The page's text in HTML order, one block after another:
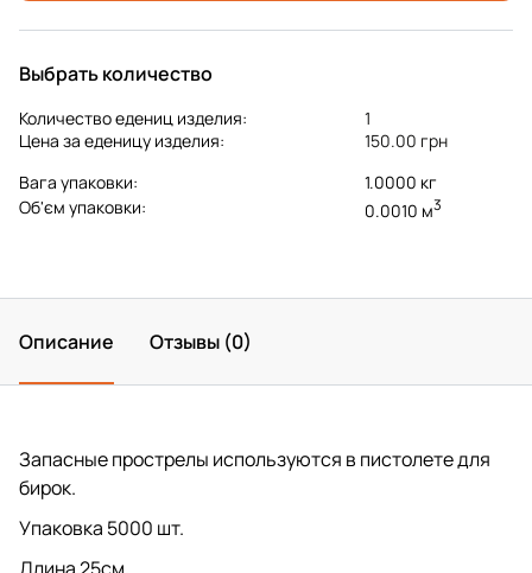
Выбрать количество
Количество едениц изделия:
1
Цена за еденицу изделия:
150.00 грн
Вага упаковки:
1.0000 кг
Об'єм упаковки:
0.0010 м3
Описание Отзывы (0)
Запасные прострелы используются в пистолете для
бирок.
Упаковка 5000 шт.